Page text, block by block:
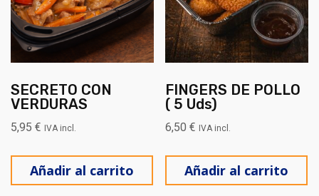
SECRETO CON
VERDURAS
5,95 € IVA incl.
Añadir al carrito
FINGERS DE POLLO
( 5 Uds)
6,50€ IVA incl.
Añadir al carrito